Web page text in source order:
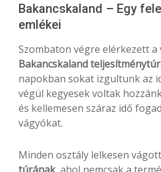
Bakancskaland – Egy
emlékei
Szombaton végre elérkezett a
Bakancskaland
napokban sokat izgultunk az
végül kegyesek voltak
és kellemesen száraz idő
vágyókat.
Minden osztály lelkesen